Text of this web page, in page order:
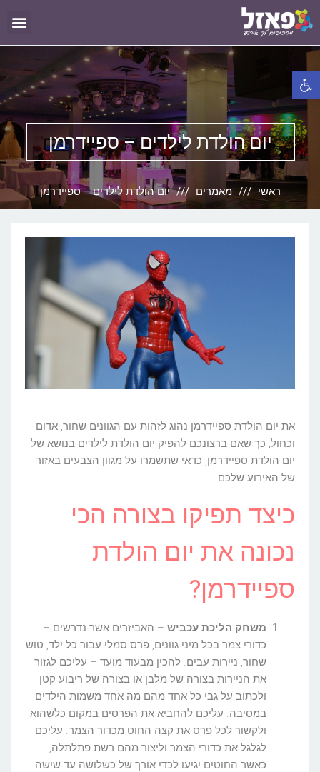
פתח סרגל נגישות
יום הולדת לילדים – ספיידרמן
ראשי מאמרים יום הולדת לילדים – ספיידרמן
את יום הולדת ספיידרמן נהוג לזהות עם הגוונים שחור, אדום
וכחול, כך שאם ברצונכם להפיק יום הולדת לילדים בנושא של
יום הולדת ספיידרמן, כדאי שתשמרו על מגוון הצבעים באזור
של האירוע שלכם.
כיצד תפיקו בצורה הכי
נכונה את יום הולדת
ספיידרמן?
משחק הליכת עכביש – האביזרים אשר נדרשים –
כדורי צמר בכל מיני גוונים, פרס סמלי עבור כל ילד, טוש
שחור, ניירות עבים. להכין מבעוד מועד – עליכם לגזור
את הניירות בצורה של מלבן או בצורה של ריבוע קטן
ולכתוב על גבי כל אחד מהם מה אחד משמות הילדים
במסיבה. עליכם להחביא את הפרסים במקום כלשהוא
ולקשור לכל פרס את קצה החוט מכדור הצמר. עליכם
לגלגל את כדורי הצמר וליצור מהם רשת פתלתלה,
כאשר החוטים יגיעו לכדי אורך של כשלושה עד שישה